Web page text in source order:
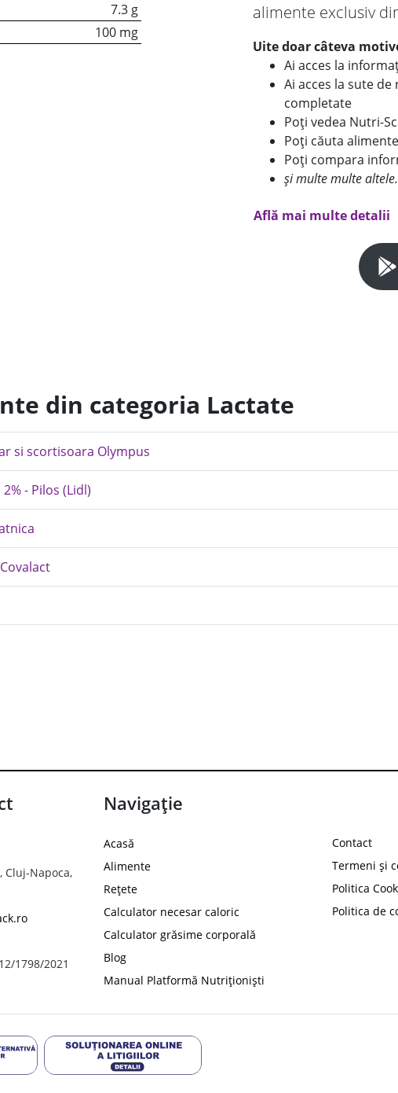
7.3 g
100 mg
alimente exclusiv
Uite doar câteva
Ai acces la
Ai acces la sute
completate
Poți vedea Nutri-
Poți căuta
Poți compara
și multe multe
Află mai multe detalii
din categoria Lactate
si scortisoara Olympus
- Pilos (Lidl)
Cluj-Napoca,
1798/2021
Navigație
Acasă
Alimente
Rețete
Calculator necesar caloric
Calculator grăsime corporală
Blog
Manual Platformă Nutriționiști
Contact
Termeni și
Politica
Politica de